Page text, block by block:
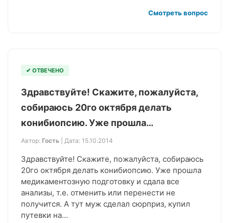
Смотреть вопрос
✔ ОТВЕЧЕНО
Здравствуйте! Скажите, пожалуйста,
собираюсь 20го октября делать
конибиопсию. Уже прошла…
Автор: Гость | Дата: 15.10.2014
Здравствуйте! Скажите, пожалуйста, собираюсь
20го октября делать конибиопсию. Уже прошла
медикаментозную подготовку и сдала все
анализы, т.е. отменить или перенести не
получится. А тут муж сделал сюрприз, купил
путевки на…